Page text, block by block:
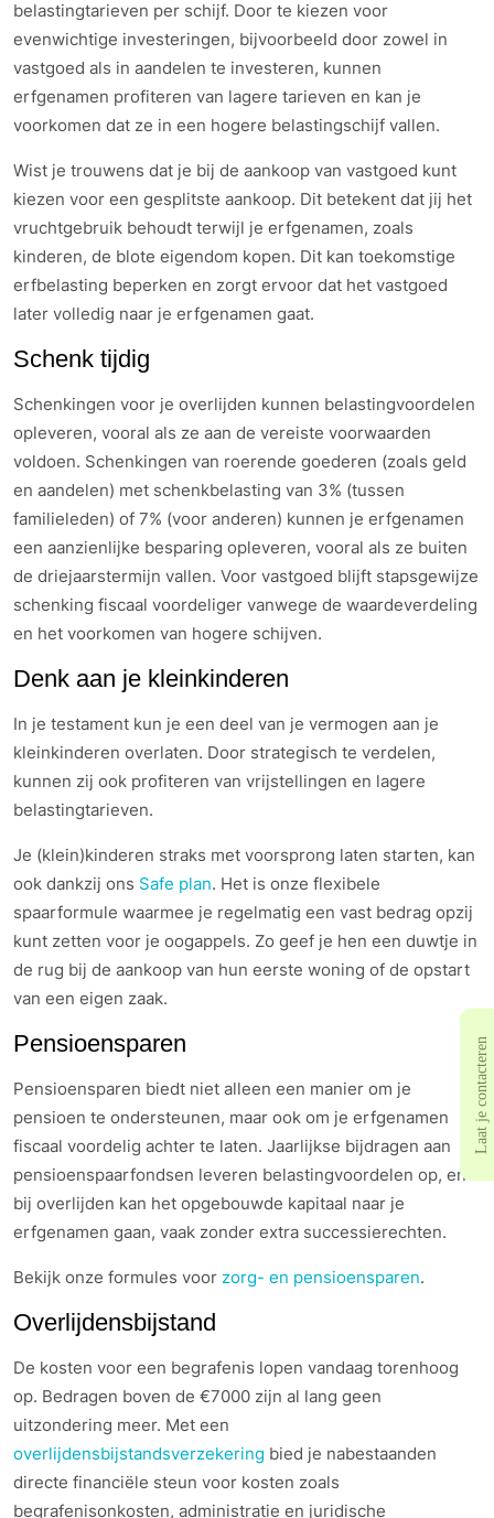
belastingtarieven per schijf. Door te kiezen voor
evenwichtige investeringen, bijvoorbeeld door zowel in
vastgoed als in aandelen te investeren, kunnen
erfgenamen profiteren van lagere tarieven en kan je
voorkomen dat ze in een hogere belastingschijf vallen.
Wist je trouwens dat je bij de aankoop van vastgoed kunt
kiezen voor een gesplitste aankoop. Dit betekent dat jij het
vruchtgebruik behoudt terwijl je erfgenamen, zoals
kinderen, de blote eigendom kopen. Dit kan toekomstige
erfbelasting beperken en zorgt ervoor dat het vastgoed
later volledig naar je erfgenamen gaat.
Schenk tijdig
Schenkingen voor je overlijden kunnen belastingvoordelen
opleveren, vooral als ze aan de vereiste voorwaarden
voldoen. Schenkingen van roerende goederen (zoals geld
en aandelen) met schenkbelasting van 3% (tussen
familieleden) of 7% (voor anderen) kunnen je erfgenamen
een aanzienlijke besparing opleveren, vooral als ze buiten
de driejaarstermijn vallen. Voor vastgoed blijft stapsgewijze
schenking fiscaal voordeliger vanwege de waardeverdeling
en het voorkomen van hogere schijven.
Denk aan je kleinkinderen
In je testament kun je een deel van je vermogen aan je
kleinkinderen overlaten. Door strategisch te verdelen,
kunnen zij ook profiteren van vrijstellingen en lagere
belastingtarieven.
Je (klein)kinderen straks met voorsprong laten starten, kan
ook dankzij ons Safe plan. Het is onze flexibele
spaarformule waarmee je regelmatig een vast bedrag opzij
kunt zetten voor je oogappels. Zo geef je hen een duwtje in
de rug bij de aankoop van hun eerste woning of de opstart
van een eigen zaak.
Pensioensparen
Pensioensparen biedt niet alleen een manier om je
pensioen te ondersteunen, maar ook om je erfgenamen
fiscaal voordelig achter te laten. Jaarlijkse bijdragen aan
pensioenspaarfondsen leveren belastingvoordelen op, en
bij overlijden kan het opgebouwde kapitaal naar je
erfgenamen gaan, vaak zonder extra successierechten.
Bekijk onze formules voor zorg- en pensioensparen.
Overlijdensbijstand
De kosten voor een begrafenis lopen vandaag torenhoog
op. Bedragen boven de €7000 zijn al lang geen
uitzondering meer. Met een
overlijdensbijstandsverzekering bied je nabestaanden
directe financiële steun voor kosten zoals
begrafenisonkosten, administratie en juridische
Laat je contacteren